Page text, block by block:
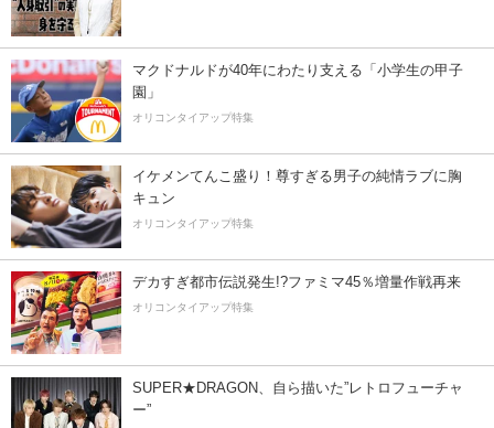
マクドナルドが40年にわたり支える「小学生の甲子
園」
オリコンタイアップ特集
イケメンてんこ盛り！尊すぎる男子の純情ラブに胸
キュン
オリコンタイアップ特集
デカすぎ都市伝説発生!?ファミマ45％増量作戦再来
オリコンタイアップ特集
SUPER★DRAGON、自ら描いた”レトロフューチャ
ー”